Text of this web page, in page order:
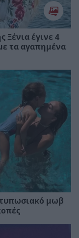
Ξένια έγινε 4
τα αγαπημένα
μωβ